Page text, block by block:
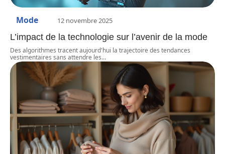
Mode 12 novembre 2025
L’impact de la technologie sur l’avenir de la mode
Des algorithmes tracent aujourd'hui la trajectoire des tendances
vestimentaires sans attendre les…